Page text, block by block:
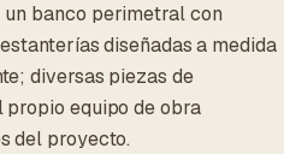
banco perimetral con
diseñadas a medida
diversas piezas de
equipo de obra
del proyecto.